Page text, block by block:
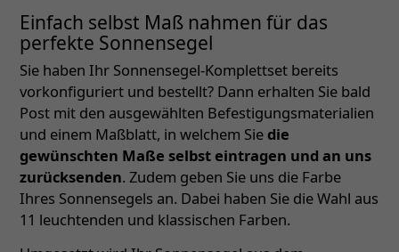
Einfach selbst Maß nahmen für das
perfekte Sonnensegel
Sie haben Ihr Sonnensegel-Komplettset bereits
vorkonfiguriert und bestellt? Dann erhalten Sie bald
Post mit den ausgewählten Befestigungsmaterialien
und einem Maßblatt, in welchem Siedie
gewünschten Maße selbst eintragen und an uns
zurücksenden. Zudem geben Sie uns die Farbe
Ihres Sonnensegels an. Dabei haben Sie die Wahl aus
11 leuchtenden und klassischen Farben.